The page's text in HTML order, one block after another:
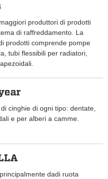
produttori di prodotti
di raffreddamento. La
prodotti comprende pompe
tubi flessibili per radiatori,
cinghie di ogni tipo: dentate,
e per alberi a camme.
dadi ruota